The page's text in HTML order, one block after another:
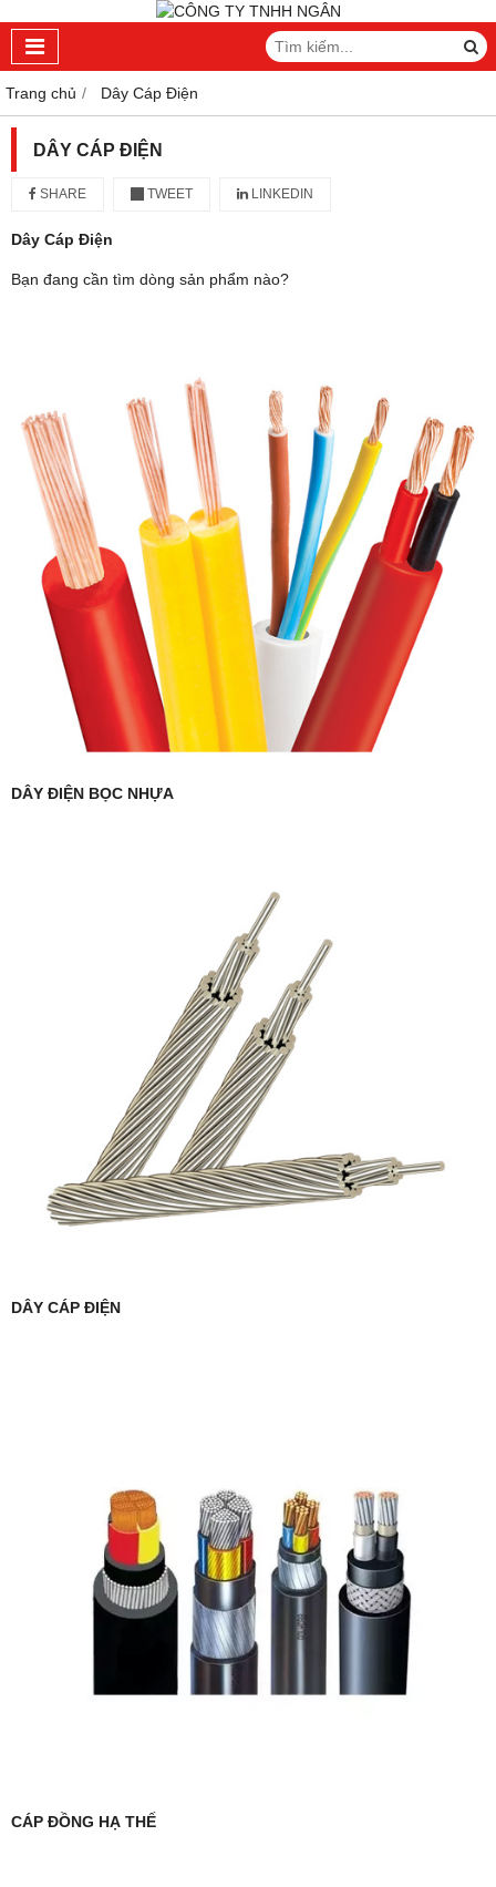
Trang chủ Dây Cáp Điện
DÂY CÁP ĐIỆN
SHARE TWEET LINKEDIN
Dây Cáp Điện
Bạn đang cần tìm dòng sản phẩm nào?
DÂY ĐIỆN BỌC NHỰA
DÂY CÁP ĐIỆN
CÁP ĐỒNG HẠ THẾ